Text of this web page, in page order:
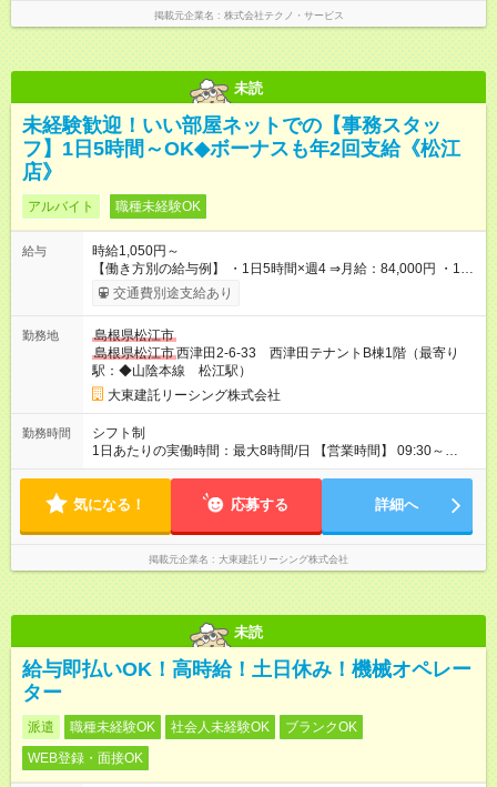
掲載元企業名 株式会社テクノ・サービス
未読
未経験歓迎！いい部屋ネットでの【事務スタッ
フ】1日5時間～OK◆ボーナスも年2回支給《松江
店》
アルバイト 職種未経験OK
給与
時給1,050円～
【働き方別の給与例】 ・1日5時間×週4 ⇒月給：84,000円 ・1日
8時間×週5 ⇒月給：168,000円 ☆ライフスタイルに合わせて柔軟
に働けます！ 《昇給》 あり※会社業績による 《賞与》 年2回あ
月4万円) ●資格手当(宅地建物取引士：1万円/月) 【試用期間】試
用期間なし
交通費別途支給あり
勤務地
島根県松江市
島根県松江市西津田2-6-33 西津田テナントB棟1階（最寄り
駅：◆山陰本線 松江駅）
大東建託リーシング株式会社
勤務時間
シフト制
1日あたりの実働時間：最大8時間/日 【営業時間】 09:30～
18:30 ★上記時間内で1日5時間～勤務OK ＼ライフスタイルに合
軽にご相談ください！ ◆1か月ごとのシフト提出制 ◆業務特性お
ます。
気になる！ 応募する 詳細へ
掲載元企業名 大東建託リーシング株式会社
未読
給与即払いOK！高時給！土日休み！機械オペレー
ター
派遣 職種未経験OK 社会人未経験OK
ブランクOK
WEB登録・面接OK